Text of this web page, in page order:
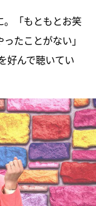
。「もともとお笑
たことがない」
好んで聴いてい